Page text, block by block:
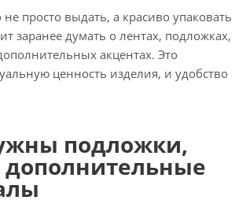
просто выдать, а красиво упаковать
заранее думать о лентах, подложках,
акцентах. Это
ценность изделия, и удобство
подложки,